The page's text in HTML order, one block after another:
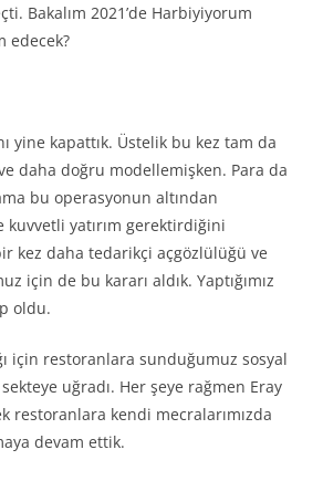
Bakalım 2021’de Harbiyiyorum
edecek?
yine kapattık. Üstelik bu kez tam da
daha doğru modellemişken. Para da
bu operasyonun altından
kuvvetli yatırım gerektirdiğini
kez daha tedarikçi açgözlülüğü ve
için de bu kararı aldık. Yaptığımız
oldu.
için restoranlara sunduğumuz sosyal
uğradı. Her şeye rağmen Eray
restoranlara kendi mecralarımızda
devam ettik.